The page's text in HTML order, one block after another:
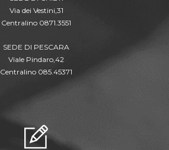
Via dei Vestini,31
Centralino 0871.3551
SEDE DI PESCARA
Viale Pindaro,42
Centralino 085.45371